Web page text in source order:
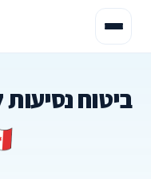
ביטוח